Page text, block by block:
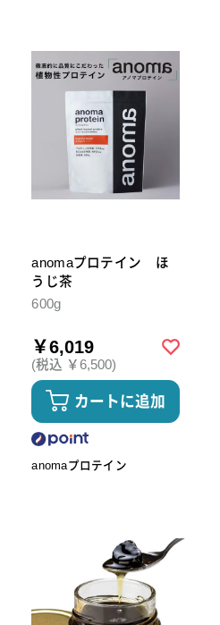
anomaプロテイン ほ
うじ茶
600g
￥6,019
(税込 ￥6,500)
カートに追加
anomaプロテイン